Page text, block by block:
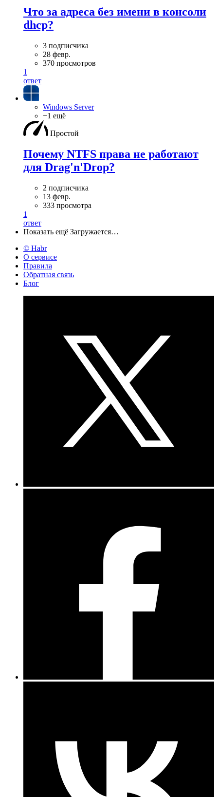
Что за адреса без имени в консоли
dhcp?
3 подписчика
28 февр.
370 просмотров
1
ответ
Windows Server
+1 ещё
Простой
Почему NTFS права не работают
для Drag'n'Drop?
2 подписчика
13 февр.
333 просмотра
1
ответ
Показать ещё Загружается…
© Habr
О сервисе
Правила
Обратная связь
Блог